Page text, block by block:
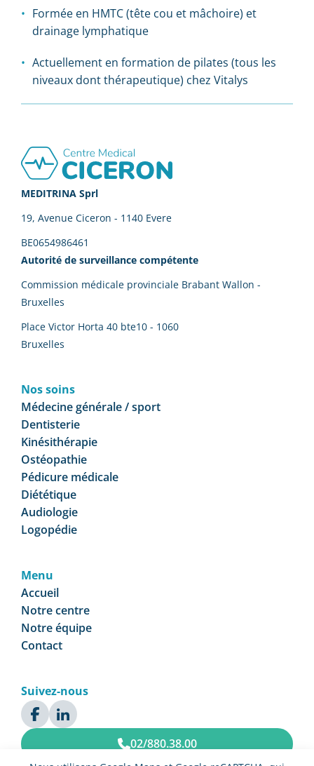
Formée en HMTC (tête cou et mâchoire) et
drainage lymphatique
Actuellement en formation de pilates (tous les
niveaux dont thérapeutique) chez Vitalys
Footer
MEDITRINA Sprl
19, Avenue Ciceron - 1140 Evere
BE0654986461
Autorité de surveillance compétente
Commission médicale provinciale Brabant Wallon -
Bruxelles
Place Victor Horta 40 bte10 - 1060
Bruxelles
Nos soins
Médecine générale / sport
Dentisterie
Kinésithérapie
Ostéopathie
Pédicure médicale
Diététique
Audiologie
Logopédie
Menu
Accueil
Notre centre
Notre équipe
Contact
Suivez-nous
02/880.38.00